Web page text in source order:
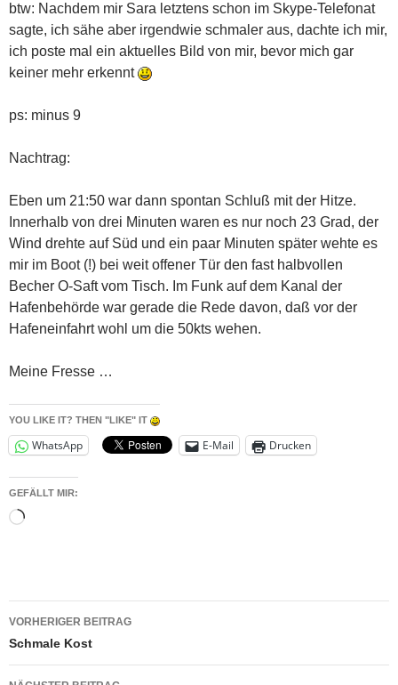
btw: Nachdem mir Sara letztens schon im Skype-Telefonat
sagte, ich sähe aber irgendwie schmaler aus, dachte ich mir,
ich poste mal ein aktuelles Bild von mir, bevor mich gar
keiner mehr erkennt
ps: minus 9
Nachtrag:
Eben um 21:50 war dann spontan Schluß mit der Hitze.
Innerhalb von drei Minuten waren es nur noch 23 Grad, der
Wind drehte auf Süd und ein paar Minuten später wehte es
mir im Boot (!) bei weit offener Tür den fast halbvollen
Becher O-Saft vom Tisch. Im Funk auf dem Kanal der
Hafenbehörde war gerade die Rede davon, daß vor der
Hafeneinfahrt wohl um die 50kts wehen.
Meine Fresse …
YOU LIKE IT? THEN "LIKE" IT
WhatsApp E-Mail Drucken
GEFÄLLT MIR:
Wird
Beitragsnavigation
VORHERIGER BEITRAG
Schmale Kost